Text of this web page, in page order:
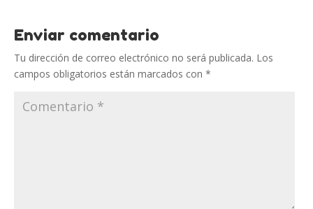
Enviar comentario
Tu dirección de correo electrónico no será publicada. Los
campos obligatorios están marcados con *